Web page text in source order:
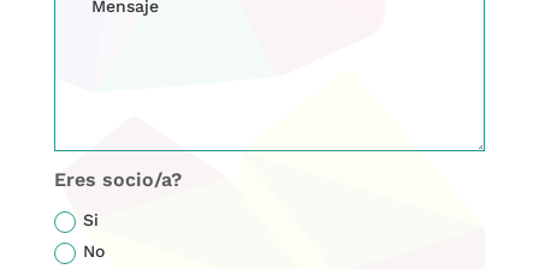
Eres socio/a?
Si
No